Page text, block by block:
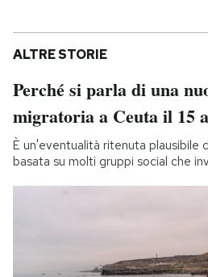
ALTRE STORIE
Perché si parla di una
migratoria a Ceuta il 15
È un'eventualità ritenuta plausibile
basata su molti gruppi social che